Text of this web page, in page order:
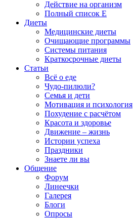
Действие на организм
Полный список E
Диеты
Медицинские диеты
Очищающие программы
Системы питания
Краткосрочные диеты
Статьи
Всё о еде
Чудо-пилюли?
Семья и дети
Мотивация и психология
Похудение с расчётом
Красота и здоровье
Движение – жизнь
Истории успеха
Праздники
Знаете ли вы
Общение
Форум
Линеечки
Галерея
Блоги
Опросы